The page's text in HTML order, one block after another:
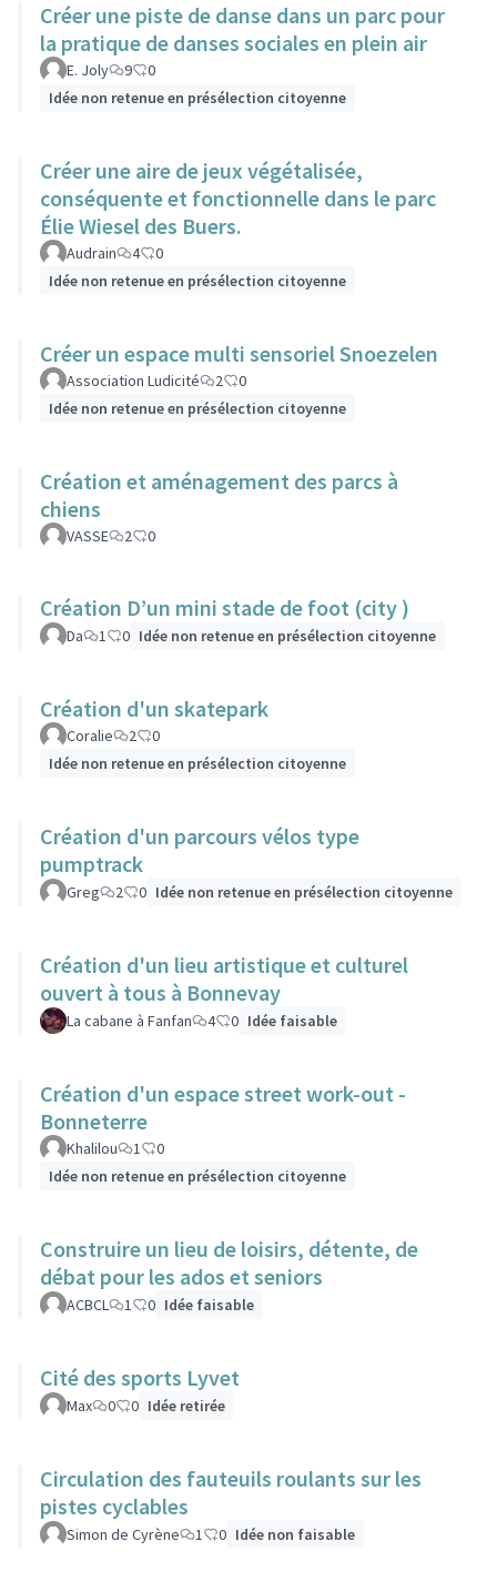
Créer une piste de danse dans un parc pour
la pratique de danses sociales en plein air
E. Joly 9
0
Idée non retenue en présélection citoyenne
Créer une aire de jeux végétalisée,
conséquente et fonctionnelle dans le parc
Élie Wiesel des Buers.
Audrain 4
0
Idée non retenue en présélection citoyenne
Créer un espace multi sensoriel Snoezelen
Association Ludicité 2
0
Idée non retenue en présélection citoyenne
Création et aménagement des parcs à
chiens
VASSE 2 0
Création D’un mini stade de foot (city )
Da 1 0 Idée non retenue en présélection citoyenne
Création d'un skatepark
Coralie 2
0
Idée non retenue en présélection citoyenne
Création d'un parcours vélos type
pumptrack
Greg 2 0 Idée non retenue en présélection citoyenne
Création d'un lieu artistique et culturel
ouvert à tous à Bonnevay
La cabane à Fanfan 4 0 Idée faisable
Création d'un espace street work-out -
Bonneterre
Khalilou 1
0
Idée non retenue en présélection citoyenne
Construire un lieu de loisirs, détente, de
débat pour les ados et seniors
ACBCL 1 0 Idée faisable
Cité des sports Lyvet
Max 0 0 Idée retirée
Circulation des fauteuils roulants sur les
pistes cyclables
Simon de Cyrène 1 0 Idée non faisable